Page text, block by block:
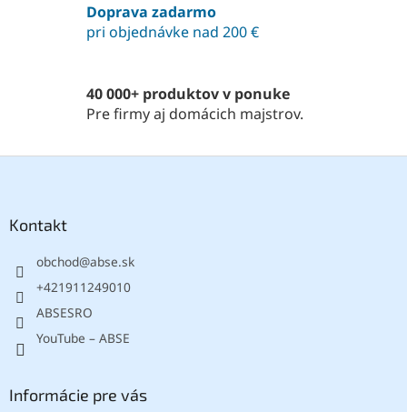
e
p
y
v
p
Doprava zadarmo
pri objednávke nad 200 €
40 000+ produktov v ponuke
Pre firmy aj domácich majstrov.
Kontakt
obchod@abse.sk
+421911249010
ABSESRO
YouTube – ABSE
Informácie pre vás